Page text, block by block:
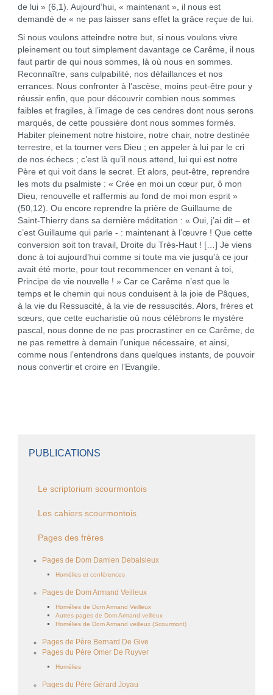
de lui » (6,1). Aujourd’hui, « maintenant », il nous est
demandé de « ne pas laisser sans effet la grâce reçue de lui.
Si nous voulons atteindre notre but, si nous voulons vivre
pleinement ou tout simplement davantage ce Carême, il nous
faut partir de qui nous sommes, là où nous en sommes.
Reconnaître, sans culpabilité, nos défaillances et nos
errances. Nous confronter à l’ascèse, moins peut-être pour y
réussir enfin, que pour découvrir combien nous sommes
faibles et fragiles, à l’image de ces cendres dont nous serons
marqués, de cette poussière dont nous sommes formés.
Habiter pleinement notre histoire, notre chair, notre destinée
terrestre, et la tourner vers Dieu ; en appeler à lui par le cri
de nos échecs ; c’est là qu’il nous attend, lui qui est notre
Père et qui voit dans le secret. Et alors, peut-être, reprendre
les mots du psalmiste : « Crée en moi un cœur pur, ô mon
Dieu, renouvelle et raffermis au fond de moi mon esprit »
(50,12). Ou encore reprendre la prière de Guillaume de
Saint-Thierry dans sa dernière méditation : « Oui, j’ai dit – et
c’est Guillaume qui parle - : maintenant à l’œuvre ! Que cette
conversion soit ton travail, Droite du Très-Haut ! […] Je viens
donc à toi aujourd’hui comme si toute ma vie jusqu’à ce jour
avait été morte, pour tout recommencer en venant à toi,
Principe de vie nouvelle ! » Car ce Carême n’est que le
temps et le chemin qui nous conduisent à la joie de Pâques,
à la vie du Ressuscité, à la vie de ressuscités. Alors, frères et
sœurs, que cette eucharistie où nous célébrons le mystère
pascal, nous donne de ne pas procrastiner en ce Carême, de
ne pas remettre à demain l’unique nécessaire, et ainsi,
comme nous l’entendrons dans quelques instants, de pouvoir
nous convertir et croire en l’Evangile.
PUBLICATIONS
Le scriptorium scourmontois
Les cahiers scourmontois
Pages des frères
Pages de Dom Damien Debaisieux
Homélies et conférences
Pages de Dom Armand Veilleux
Homélies de Dom Armand Veilleux
Autres pages de Dom Armand veilleux
Homélies de Dom Armand veilleux (Scourmont)
Pages de Père Bernard De Give
Pages du Père Omer De Ruyver
Homélies
Pages du Père Gérard Joyau